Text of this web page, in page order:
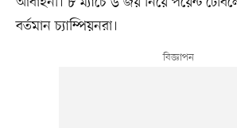
বর্তমান চ্যাম্পিয়নরা।